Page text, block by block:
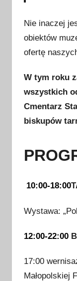
o
o
1
m
a
j
2
0
2
Nie inaczej
obiektów
ofertę
W tym roku
wszystkich
Cmentarz
biskupów
10:00-18:00
Wystawa:
12:00-22:00
17:00
Małopolskiej